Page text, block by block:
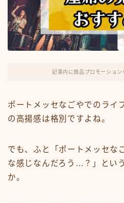
記事内に商品プロモーショ
ポートメッセなごやでのライ
の高揚感は格別ですよね。
でも、ふと「ポートメッセな
な感じなんだろう…？」とい
か。